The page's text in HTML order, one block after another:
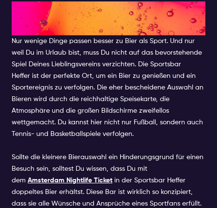
SPORTSBAR HEFFER
AMSTERDAM
Nur wenige Dinge passen besser zu Bier als Sport. Und nur
weil Du im Urlaub bist, muss Du nicht auf das bevorstehende
Spiel Deines Lieblingsvereins verzichten. Die Sportsbar
Heffer ist der perfekte Ort, um ein Bier zu genießen und ein
Sportereignis zu verfolgen. Die eher bescheidene Auswahl an
Bieren wird durch die reichhaltige Speisekarte, die
Atmosphäre und die großen Bildschirme zweifellos
wettgemacht. Du kannst hier nicht nur Fußball, sondern auch
Tennis- und Basketballspiele verfolgen.
Sollte die kleinere Bierauswahl ein Hinderungsgrund für einen
Besuch sein, solltest Du wissen, dass Du mit
dem Amsterdam Nightlife Ticket in der Sportsbar Heffer
doppeltes Bier erhältst. Diese Bar ist wirklich so konzipiert,
dass sie alle Wünsche und Ansprüche eines Sportfans erfüllt.